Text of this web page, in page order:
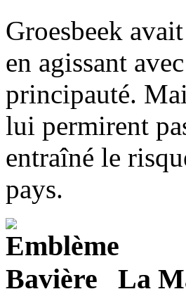
Groesbeek
en agissant
principauté.
lui permirent
entraîné le
pays.
La